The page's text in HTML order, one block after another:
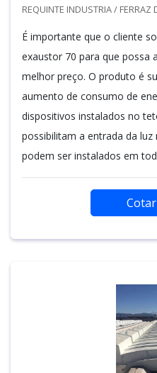
REQUINTE INDUSTRIA / FERRAZ
É importante que o cliente
exaustor 70 para que possa
melhor preço. O produto é
aumento de consumo de
dispositivos instalados no
possibilitam a entrada da
podem ser instalados em